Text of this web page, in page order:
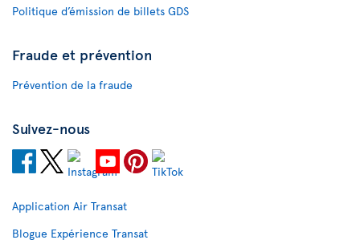
Politique d’émission de billets GDS
Fraude et prévention
Prévention de la fraude
Suivez-nous
Application Air Transat
Blogue Expérience Transat